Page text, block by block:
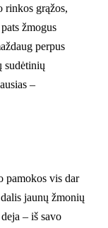
rinkos grąžos,
žmogus
perpus
sudėtinių
–
pamokos vis dar
jaunų žmonių
– iš savo